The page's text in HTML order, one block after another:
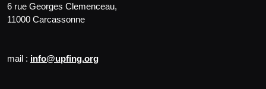
6 rue Georges Clemenceau,
11000 Carcassonne
mail : info@upfing.org